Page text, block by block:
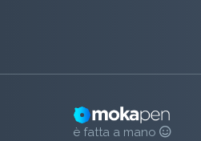
è fatta a mano